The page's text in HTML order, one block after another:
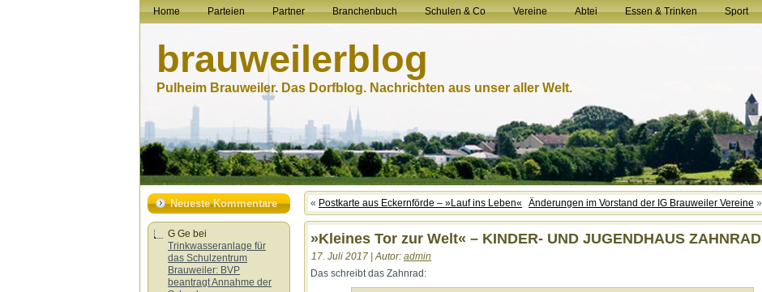
Home Parteien Partner Branchenbuch Schulen & Co Vereine Abtei Essen & Trinken Sport
brauweilerblog
Pulheim Brauweiler. Das Dorfblog. Nachrichten aus unser aller Welt.
Neueste Kommentare
G Ge bei
Trinkwasseranlage für
das Schulzentrum
Brauweiler: BVP
beantragt Annahme der
« Postkarte aus Eckernförde – »Lauf ins Leben« Änderungen im Vorstand der IG Brauweiler Vereine »
»Kleines Tor zur Welt« – KINDER- UND JUGENDHAUS ZAHNRAD
17. Juli 2017 | Autor: admin
Das schreibt das Zahnrad: